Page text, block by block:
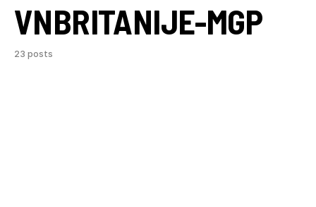
VNBRITANIJE-MGP
23 posts